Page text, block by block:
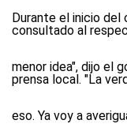
Durante el inicio
consultado al
menor idea", dijo el
prensa local. "La
eso. Ya voy a